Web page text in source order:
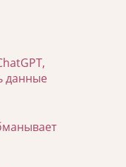
данные